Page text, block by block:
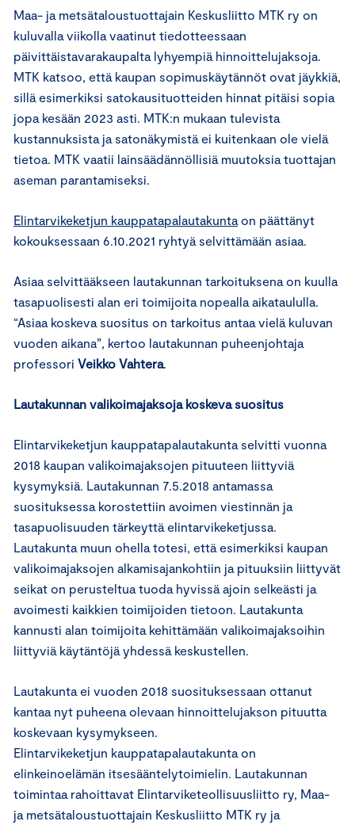
Maa- ja metsätaloustuottajain Keskusliitto MTK ry on
kuluvalla viikolla vaatinut tiedotteessaan
päivittäistavarakaupalta lyhyempiä hinnoittelujaksoja.
MTK katsoo, että kaupan sopimuskäytännöt ovat jäykkiä,
sillä esimerkiksi satokausituotteiden hinnat pitäisi sopia
jopa kesään 2023 asti. MTK:n mukaan tulevista
kustannuksista ja satonäkymistä ei kuitenkaan ole vielä
tietoa. MTK vaatii lainsäädännöllisiä muutoksia tuottajan
aseman parantamiseksi.
Elintarvikeketjun kauppatapalautakunta on päättänyt
kokouksessaan 6.10.2021 ryhtyä selvittämään asiaa.
Asiaa selvittääkseen lautakunnan tarkoituksena on kuulla
tasapuolisesti alan eri toimijoita nopealla aikataululla.
“Asiaa koskeva suositus on tarkoitus antaa vielä kuluvan
vuoden aikana”, kertoo lautakunnan puheenjohtaja
professori Veikko Vahtera.
Lautakunnan valikoimajaksoja koskeva suositus
Elintarvikeketjun kauppatapalautakunta selvitti vuonna
2018 kaupan valikoimajaksojen pituuteen liittyviä
kysymyksiä. Lautakunnan 7.5.2018 antamassa
suosituksessa korostettiin avoimen viestinnän ja
tasapuolisuuden tärkeyttä elintarvikeketjussa.
Lautakunta muun ohella totesi, että esimerkiksi kaupan
valikoimajaksojen alkamisajankohtiin ja pituuksiin liittyvät
seikat on perusteltua tuoda hyvissä ajoin selkeästi ja
avoimesti kaikkien toimijoiden tietoon. Lautakunta
kannusti alan toimijoita kehittämään valikoimajaksoihin
liittyviä käytäntöjä yhdessä keskustellen.
Lautakunta ei vuoden 2018 suosituksessaan ottanut
kantaa nyt puheena olevaan hinnoittelujakson pituutta
koskevaan kysymykseen.
Elintarvikeketjun kauppatapalautakunta on
elinkeinoelämän itsesääntelytoimielin. Lautakunnan
toimintaa rahoittavat Elintarviketeollisuusliitto ry, Maa-
ja metsätaloustuottajain Keskusliitto MTK ry ja